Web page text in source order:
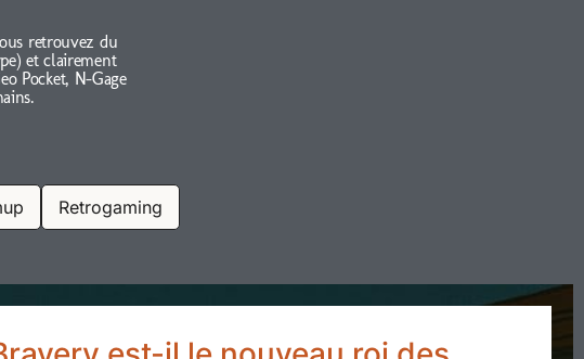
retrouvez du
et clairement
Pocket, N-Gage
Retrogaming